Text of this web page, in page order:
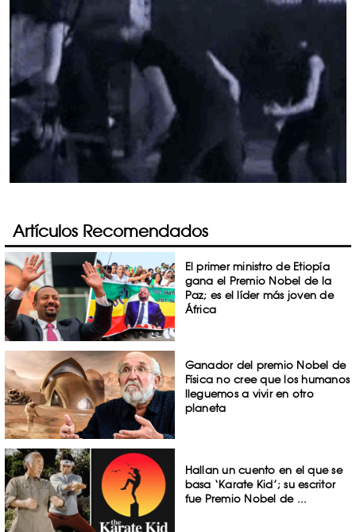
Artículos Recomendados
El primer ministro de Etiopía
gana el Premio Nobel de la
Paz; es el líder más joven de
África
Ganador del premio Nobel de
Física no cree que los humanos
lleguemos a vivir en otro
planeta
Hallan un cuento en el que se
basa ‘Karate Kid’; su escritor
fue Premio Nobel de ...